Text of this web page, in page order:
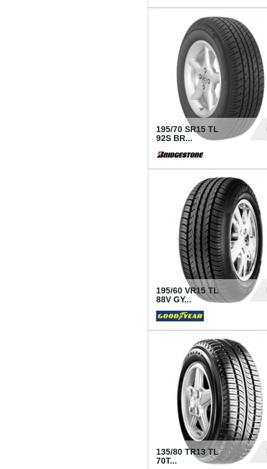
195/70 SR15 TL
92S BR...
195/60 VR15 TL
88V GY...
135/80 TR13 TL
70T...